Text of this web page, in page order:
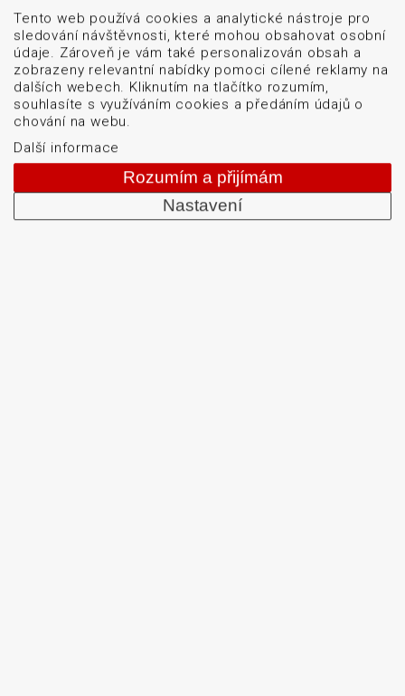
Mapa stránek
Cookies
obchod@datascan.cz
+420 513 035 401
Od roku 1992 dodáváme systémy pro čtení a tisk
čárových kódů: snímače čárových kódů, tiskárny karet
Tento web používá cookies a analytické nástroje pro
sledování návštěvnosti, které mohou obsahovat osobní
údaje. Zároveň je vám také personalizován obsah a
zobrazeny relevantní nabídky pomoci cílené reklamy na
dalších webech. Kliknutím na tlačítko rozumím,
souhlasíte s využíváním cookies a předáním údajů o
chování na webu.
Další informace
Rozumím a přijímám
Nastavení